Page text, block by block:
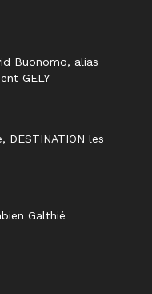
Buonomo, alias
GELY
DESTINATION les
Galthié